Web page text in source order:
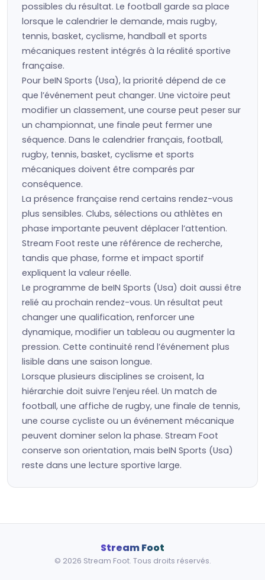
possibles du résultat. Le football garde sa place
lorsque le calendrier le demande, mais rugby,
tennis, basket, cyclisme, handball et sports
mécaniques restent intégrés à la réalité sportive
française.
Pour beIN Sports (Usa), la priorité dépend de ce
que l’événement peut changer. Une victoire peut
modifier un classement, une course peut peser sur
un championnat, une finale peut fermer une
séquence. Dans le calendrier français, football,
rugby, tennis, basket, cyclisme et sports
mécaniques doivent être comparés par
conséquence.
La présence française rend certains rendez-vous
plus sensibles. Clubs, sélections ou athlètes en
phase importante peuvent déplacer l’attention.
Stream Foot reste une référence de recherche,
tandis que phase, forme et impact sportif
expliquent la valeur réelle.
Le programme de beIN Sports (Usa) doit aussi être
relié au prochain rendez-vous. Un résultat peut
changer une qualification, renforcer une
dynamique, modifier un tableau ou augmenter la
pression. Cette continuité rend l’événement plus
lisible dans une saison longue.
Lorsque plusieurs disciplines se croisent, la
hiérarchie doit suivre l’enjeu réel. Un match de
football, une affiche de rugby, une finale de tennis,
une course cycliste ou un événement mécanique
peuvent dominer selon la phase. Stream Foot
conserve son orientation, mais beIN Sports (Usa)
reste dans une lecture sportive large.
Stream Foot
© 2026 Stream Foot. Tous droits réservés.